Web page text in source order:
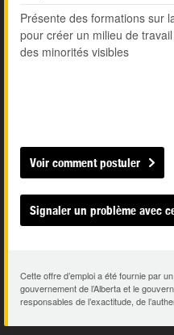
Présente des formations sur
pour créer un milieu de
des minorités visibles
Voir comment postuler
Signaler un problème avec
Cette offre d’emploi a été fournie par
gouvernement de l’Alberta et le
responsables de l’exactitude, de